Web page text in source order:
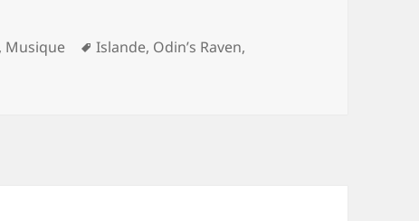
, Musique
Mots-
Islande, Odin’s Raven,